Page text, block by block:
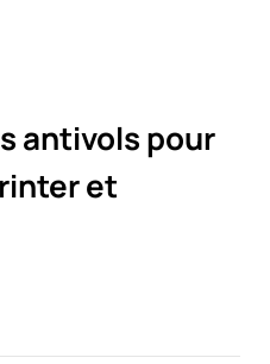
antivols pour
et